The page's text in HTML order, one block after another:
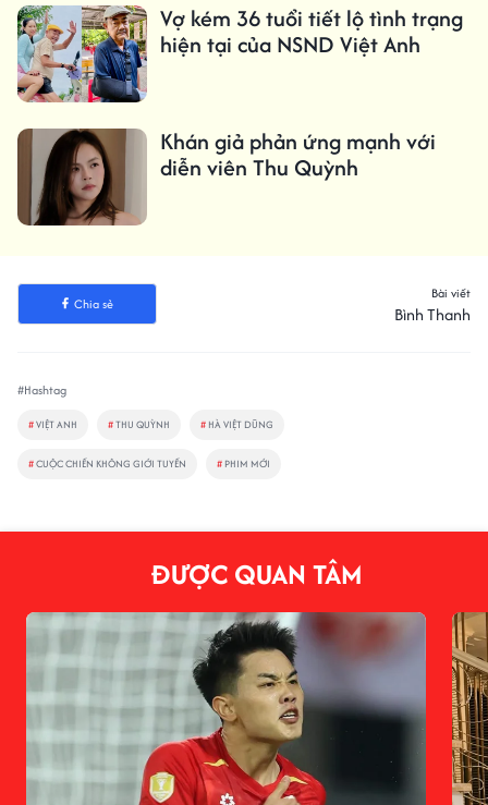
Vợ kém 36 tuổi tiết lộ tình trạng
hiện tại của NSND Việt Anh
Khán giả phản ứng mạnh với
diễn viên Thu Quỳnh
Chia sẻ
Bài viết
Bình Thanh
#Hashtag
#VIỆT ANH #THU QUỲNH # HÀ VIỆT DŨNG
#CUỘC CHIẾN KHÔNG GIỚI TUYẾN # PHIM MỚI
ĐƯỢC QUAN TÂM